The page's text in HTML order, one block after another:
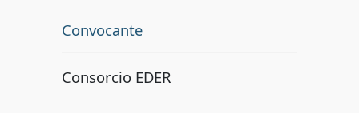
Convocante
Consorcio EDER